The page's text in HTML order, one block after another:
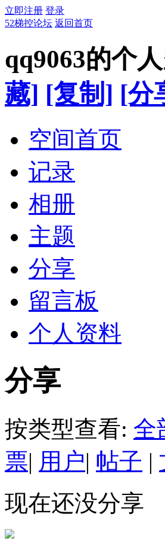
立即注册 登录
52梯控论坛 返回首页
qq9063的个
藏] [复制] [分
空间首页
记录
相册
主题
分享
留言板
个人资料
分享
按类型查看: 全
票| 用户| 帖子 |
现在还没分享